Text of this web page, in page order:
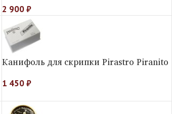
2 900₽
Канифоль для скрипки Pirastro Piranito
1 450₽